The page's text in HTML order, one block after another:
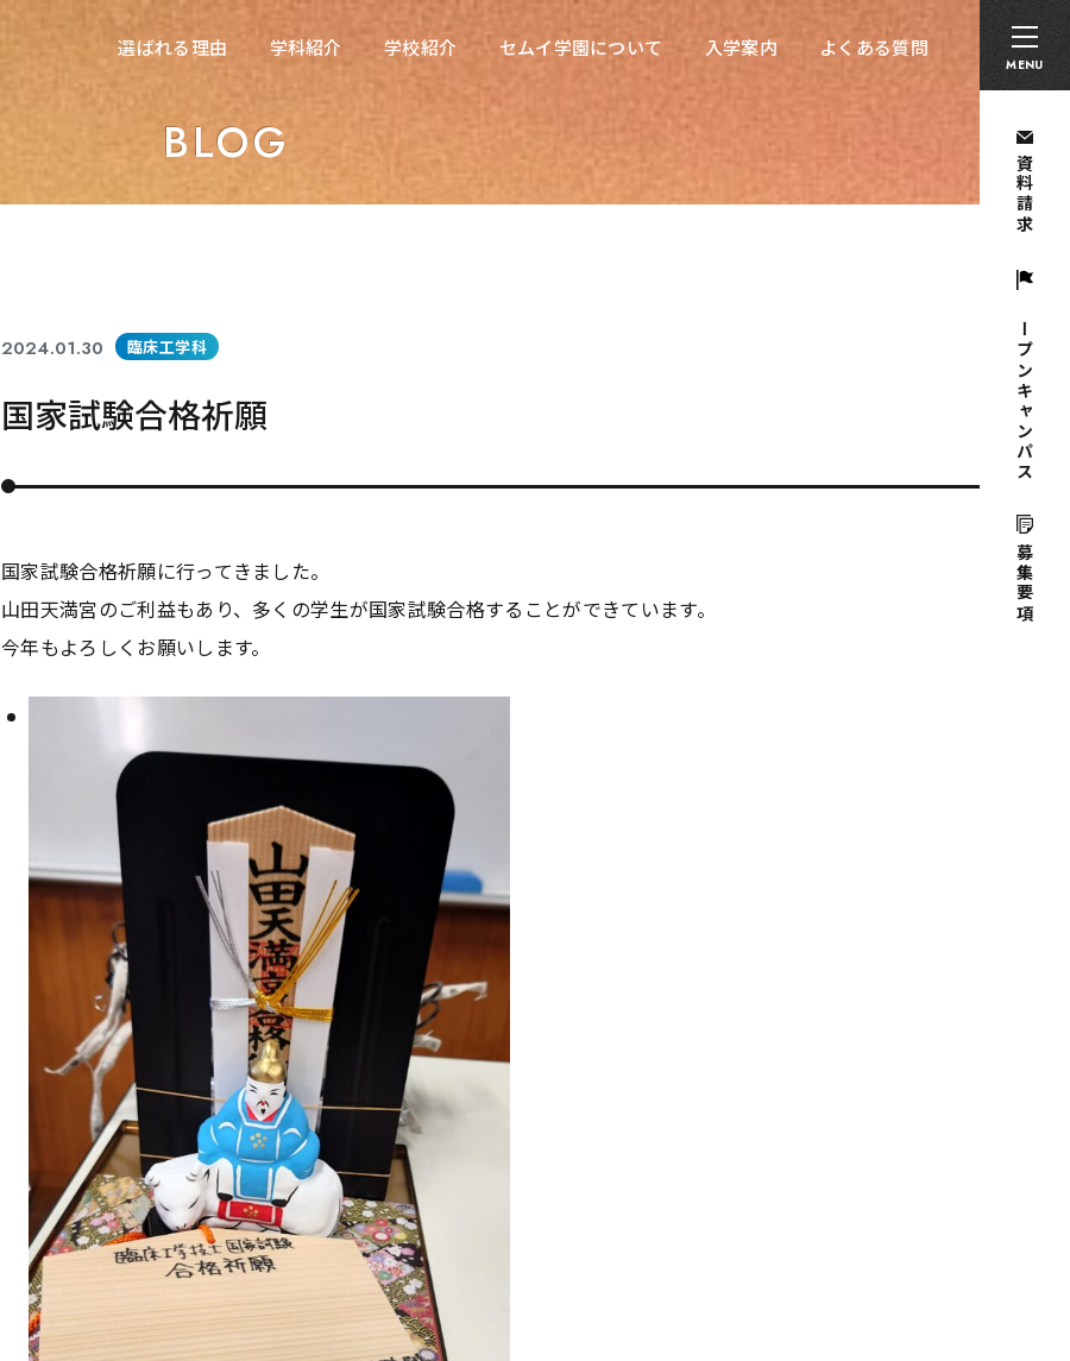
MENU
選ばれる理由 学科紹介 学校紹介 セムイ学園について 入学案内 よくある質問
資料請求
オープンキャンパス
募集要項
採用担当者の方へ 留学生の方へ
選ばれる理由 学科紹介 学校紹介
東海医療科学専門学校
東海歯科医療専門学校
東海医療工学専門学校
セムイ学園について 入学案内 よくある質問
BLOG
2024.01.30 臨床工学科
国家試験合格祈願
国家試験合格祈願に行ってきました。
山田天満宮のご利益もあり、多くの学生が国家試験合格することができています。
今年もよろしくお願いします。